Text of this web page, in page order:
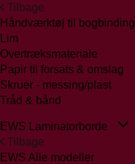
Tilbage
Håndværktøj til bogbinding
Lim
Overtræksmateriale
Papir til forsats & omslag
Skruer - messing/plast
Tråd & bånd
EWS Laminatorborde
Tilbage
EWS Alle modeller